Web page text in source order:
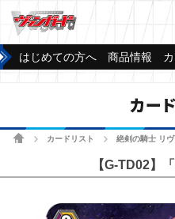
はじめての方へ 商品情報
カー
ホームカードリスト 絶剣の騎士 リ
【G-TD02】